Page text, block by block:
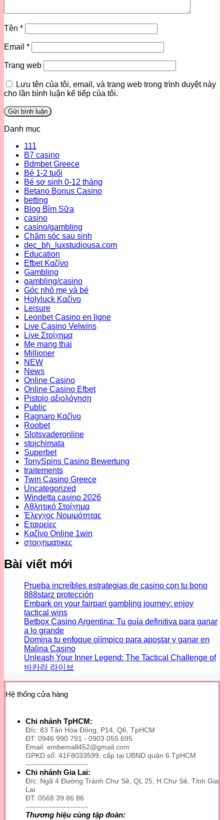
Tên *
Email *
Trang web
Lưu tên của tôi, email, và trang web trong trình duyệt này
cho lần bình luận kế tiếp của tôi.
Danh mục
111
B7 casino
Bdmbet Greece
Bé 1-2 tuổi
Bé sơ sinh 0-12 tháng
Betano Bonus Casino
betting
Blog Bỉm Sữa
casino
casino/gambling
Chăm sóc sau sinh
dec_bh_luxstudiousa.com
Education
Efbet Καζίνο
Gambling
gambling/casino
Góc nhỏ mẹ và bé
Holyluck Καζίνο
Leisure
Leonbet Casino en ligne
Live Casino Velwins
Live Στοίχημα
Mẹ mang thai
Millioner
NEW
News
Online Casino
Online Casino Efbet
Pistolo αξιολόγηση
Public
Ragnaro Καζίνο
Roobet
Slotsvaderonline
stoichimata
Superbet
TonySpins Casino Bewertung
traitements
Twin Casino Greece
Uncategorized
Windetta casino 2026
Αθλητικό Στοίχημα
Έλεγχος Νομιμότητας
Εταιρείες
Καζίνο Online 1win
στοιχηματικες
Bài viết mới
Prueba increíbles estrategias de casino con tu bono
888starz protección
Embark on your fairpari gambling journey: enjoy
tactical wins
Betbox Casino Argentina: Tu guía definitiva para ganar
a lo grande
Domina tu enfoque olímpico para apostar y ganar en
Malina Casino
Unleash Your Inner Legend: The Tactical Challenge of
바카라 라이브
Hệ thống cửa hàng
Chi nhánh TpHCM:
Đ/c: 83 Tân Hòa Đông, P14, Q6, TpHCM
ĐT: 0946 990 791 - 0903 055 695
Email: embemall452@gmail.com
GPKD số: 41F8033599, cấp tại UBND quận 6 TpHCM
-------------------------
Chi nhánh Gia Lai:
Đ/c: Ngã 4 Đường Tránh Chư Sê, QL 25, H.Chư Sê, Tỉnh Gia
Lai
ĐT: 0568 39 86 86
-------------------------
Thương hiệu cùng tập đoàn: